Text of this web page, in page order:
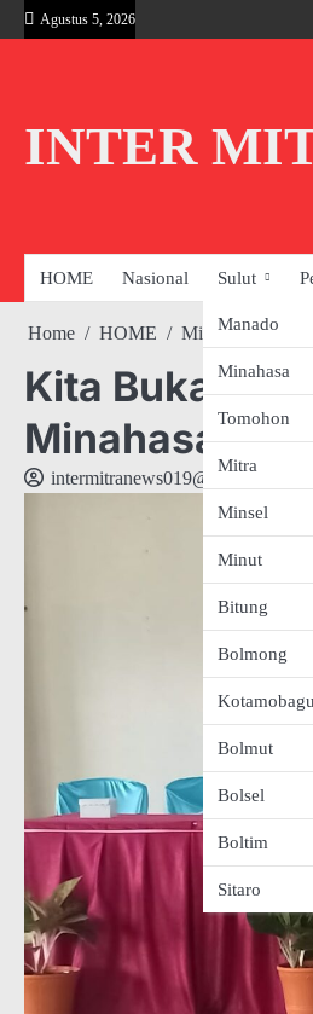
Skip
to
Agustus 5, 2026
INTER
HOME Nasional Sulut
Manado
Minahasa
Tomohon
Mitra
Minsel
Minut
Bitung
Bolmong
Kotamobagu
Bolmut
Bolsel
Boltim
Sitaro
Home HOME Minahasa Kita
Kita Bukan
Minahasa
intermitranews019@gmail.com